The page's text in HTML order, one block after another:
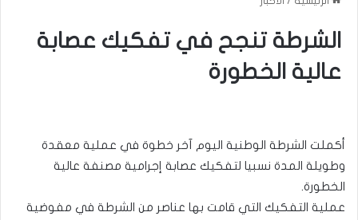
الشرطة تنجح في تفكيك عصابة
عالية الخطورة
أكملت الشرطة الوطنية اليوم آخر خطوة في عملية معقدة
وطويلة المدة نسبيا لتفكيك عصابة إجرامية مصنفة عالية
الخطورة.
عملية التفكيك التي قامت بها عناصر من الشرطة في مفوضية